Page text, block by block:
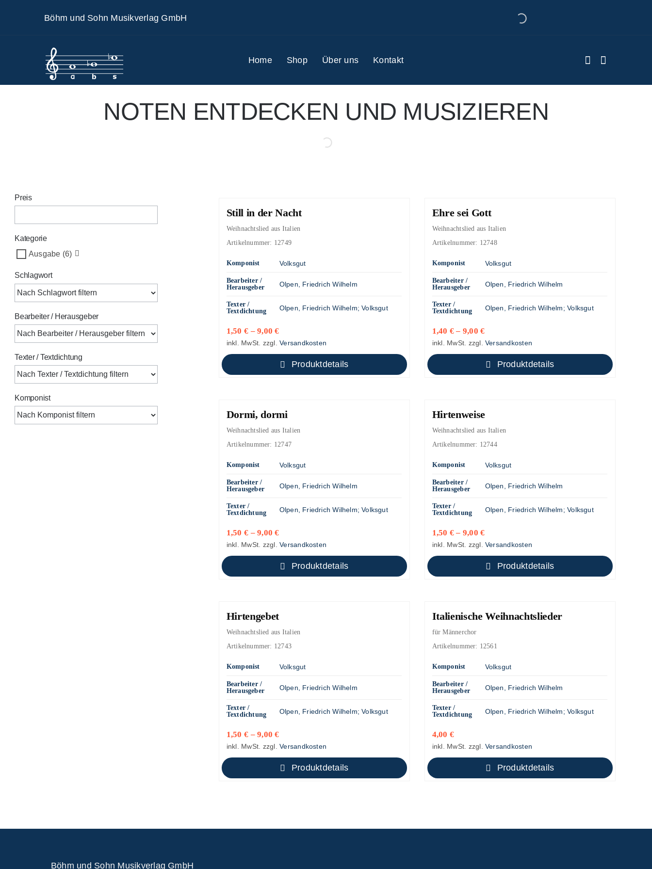
Böhm und Sohn Musikverlag GmbH
Home Shop Über uns Kontakt
NOTEN ENTDECKEN UND MUSIZIEREN
Still in der Nacht
Weihnachtslied aus Italien
Artikelnummer: 12749
Komponist Volksgut
Bearbeiter /
Herausgeber
Olpen, Friedrich Wilhelm
Texter /
Textdichtung
Olpen, Friedrich Wilhelm;Volksgut
1,50€ –9,00€
inkl. MwSt. zzgl.Versandkosten
Produktdetails
Ehre sei Gott
Weihnachtslied aus Italien
Artikelnummer: 12748
Komponist Volksgut
Bearbeiter /
Herausgeber
Olpen, Friedrich Wilhelm
Texter /
Textdichtung
Olpen, Friedrich Wilhelm;Volksgut
1,40 € – 9,00€
inkl. MwSt. zzgl. Versandkosten
Produktdetails
Dormi, dormi
Weihnachtslied aus Italien
Artikelnummer: 12747
Komponist Volksgut
Bearbeiter /
Herausgeber
Olpen, Friedrich Wilhelm
Texter /
Textdichtung
Olpen, Friedrich Wilhelm;Volksgut
1,50€ –9,00€
inkl. MwSt. zzgl.Versandkosten
Produktdetails
Hirtenweise
Weihnachtslied aus Italien
Artikelnummer: 12744
Komponist Volksgut
Bearbeiter /
Herausgeber
Olpen, Friedrich Wilhelm
Texter /
Textdichtung
Olpen, Friedrich Wilhelm;Volksgut
1,50 € – 9,00€
inkl. MwSt. zzgl. Versandkosten
Produktdetails
Hirtengebet
Weihnachtslied aus Italien
Artikelnummer: 12743
Komponist Volksgut
Bearbeiter /
Herausgeber
Olpen, Friedrich Wilhelm
Texter /
Textdichtung
Olpen, Friedrich Wilhelm;Volksgut
1,50€ –9,00€
inkl. MwSt. zzgl.Versandkosten
Produktdetails
Italienische Weihnachtslieder
für Männerchor
Artikelnummer: 12561
Komponist Volksgut
Bearbeiter /
Herausgeber
Olpen, Friedrich Wilhelm
Texter /
Textdichtung
Olpen, Friedrich Wilhelm;Volksgut
4,00 €
inkl. MwSt. zzgl. Versandkosten
Produktdetails
Preis
Kategorie
Ausgabe (6)
Schlagwort
Bearbeiter / Herausgeber
Texter / Textdichtung
Komponist
Böhm und Sohn Musikverlag GmbH